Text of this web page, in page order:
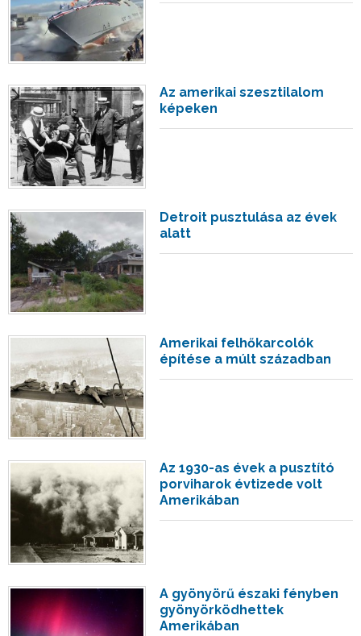
Az amerikai szesztilalom
képeken
Detroit pusztulása az évek
alatt
Amerikai felhőkarcolók
építése a múlt században
Az 1930-as évek a pusztító
porviharok évtizede volt
Amerikában
A gyönyörű északi fényben
gyönyörködhettek
Amerikában